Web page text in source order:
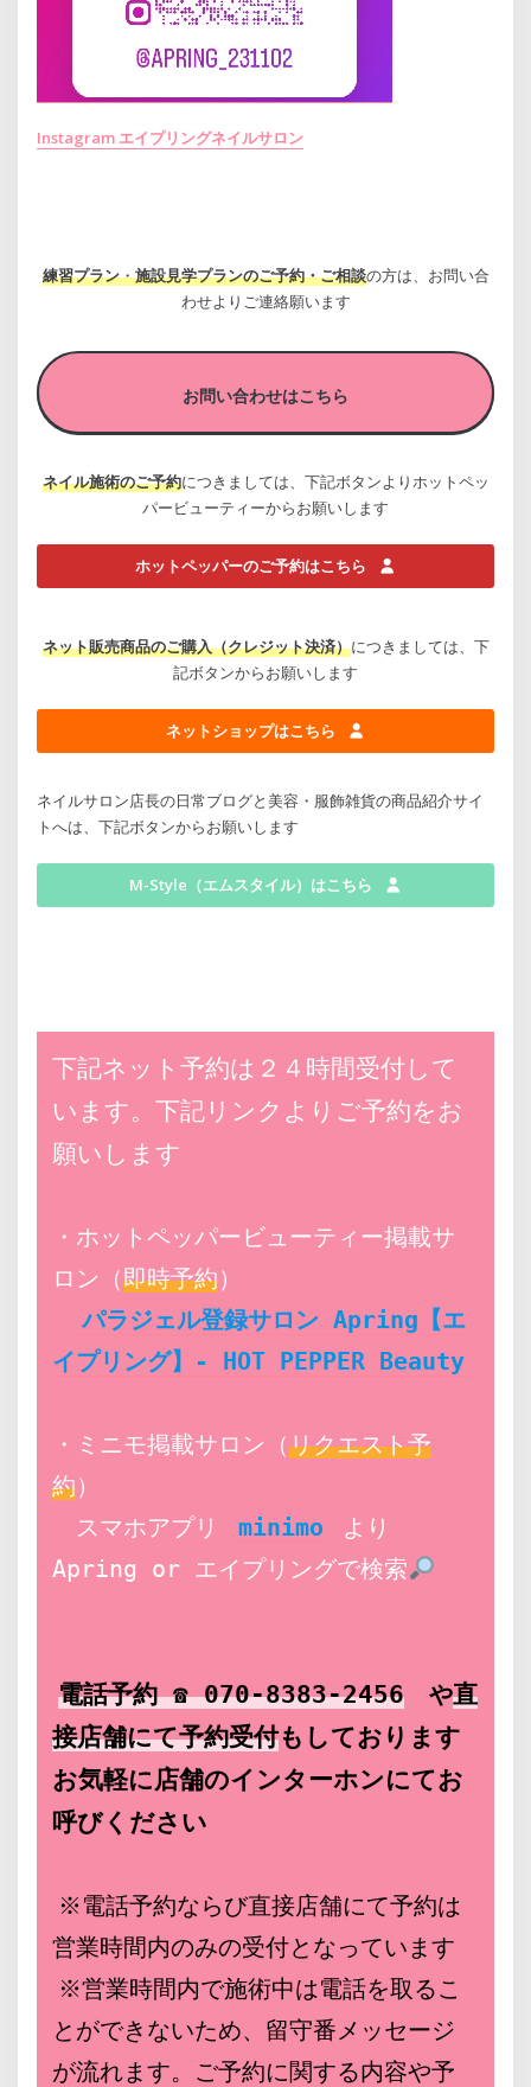
Instagram エイプリングネイルサロン
練習プラン・施設見学プランのご予約・ご相談の方は、お問い合
わせよりご連絡願います
お問い合わせはこちら
ネイル施術のご予約につきましては、下記ボタンよりホットペッ
パービューティーからお願いします
ホットペッパーのご予約はこちら
ネット販売商品のご購入（クレジット決済）につきましては、下
記ボタンからお願いします
ネットショップはこちら
ネイルサロン店長の日常ブログと美容・服飾雑貨の商品紹介サイ
トへは、下記ボタンからお願いします
M-Style（エムスタイル）はこちら
下記ネット予約は２４時間受付して
います。下記リンクよりご予約をお
願いします
・ホットペッパービューティー掲載サ
ロン（即時予約）
パラジェル登録サロン Apring【エ
イプリング】- HOT PEPPER Beauty
・ミニモ掲載サロン（リクエスト予
約）
スマホアプリ
minimo
より
Apring or エイプリングで検索
電話予約 ☎ 070-8383-2456 や直
接店舗にて予約受付もしております
お気軽に店舗のインターホンにてお
呼びください
※電話予約ならび直接店舗にて予約は
営業時間内のみの受付となっています
※営業時間内で施術中は電話を取るこ
とができないため、留守番メッセージ
が流れます。ご予約に関する内容や予